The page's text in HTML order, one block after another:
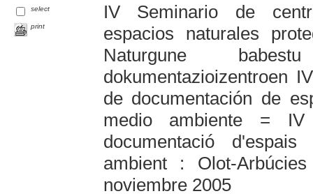
select
print
IV Seminario de
espacios naturales
Naturgune
dokumentazioizentroen
de documentación de
medio ambiente =
documentació
ambient : Olot-
noviembre 2005